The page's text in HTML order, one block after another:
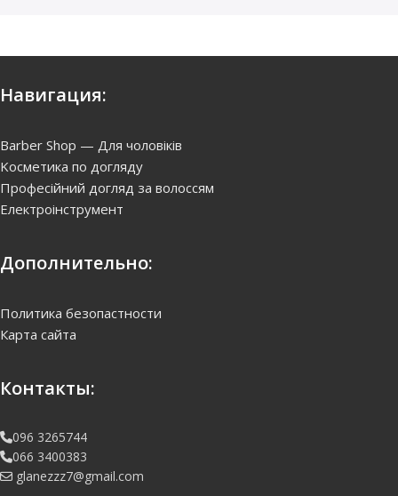
Навигация:
Barber Shop — Для чоловіків
Kосметика по догляду
Професійний догляд за волоссям
Електроінструмент
Дополнительно:
Политика безопастности
Карта сайта
Контакты:
096 3265744
066 3400383
glanezzz7@gmail.com